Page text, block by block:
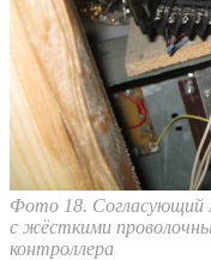
Фото 18. Согласующий
с жёсткими
контроллера